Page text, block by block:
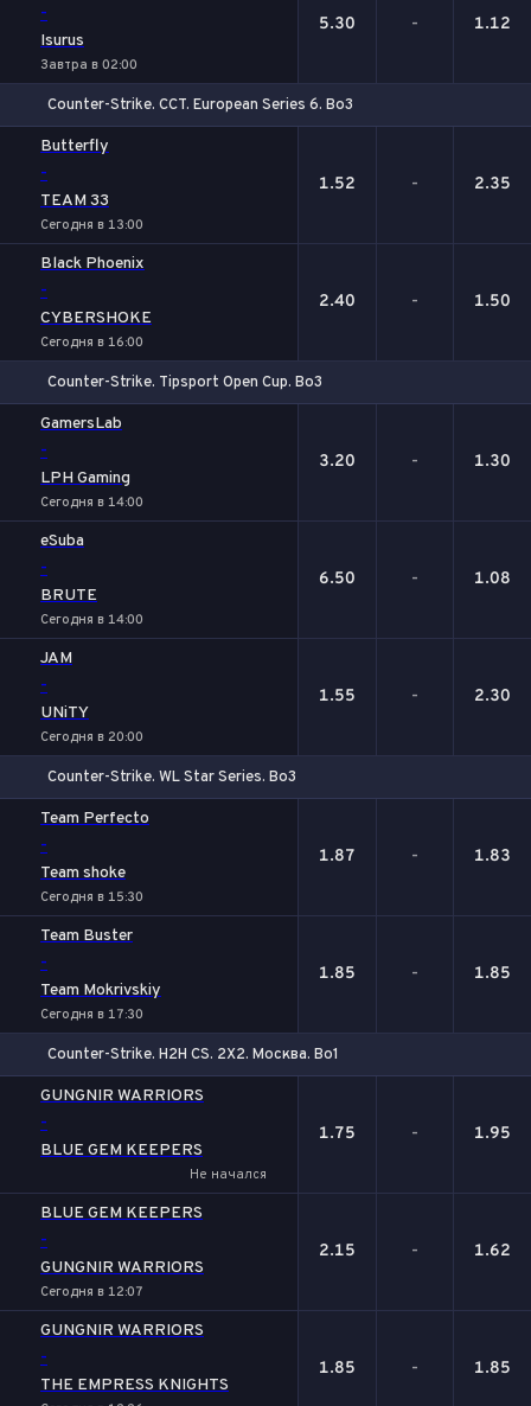
-
Isurus
Завтра в 02:00
5.30 - 1.12
Counter-Strike. CCT. European Series 6. Bo3
Butterfly
-
TEAM 33
Сегодня в 13:00
1.52 - 2.35
Black Phoenix
-
CYBERSHOKE
Сегодня в 16:00
2.40 - 1.50
Counter-Strike. Tipsport Open Cup. Bo3
GamersLab
-
LPH Gaming
Сегодня в 14:00
3.20 - 1.30
eSuba
-
BRUTE
Сегодня в 14:00
6.50 - 1.08
JAM
-
UNiTY
Сегодня в 20:00
1.55 - 2.30
Counter-Strike. WL Star Series. Bo3
Team Perfecto
-
Team shoke
Сегодня в 15:30
1.87 - 1.83
Team Buster
-
Team Mokrivskiy
Сегодня в 17:30
1.85 - 1.85
Counter-Strike. H2H CS. 2X2. Москва. Bo1
GUNGNIR WARRIORS
-
BLUE GEM KEEPERS
Не начался
1.75 - 1.95
BLUE GEM KEEPERS
-
GUNGNIR WARRIORS
Сегодня в 12:07
2.15 - 1.62
GUNGNIR WARRIORS
-
THE EMPRESS KNIGHTS
1.85 - 1.85